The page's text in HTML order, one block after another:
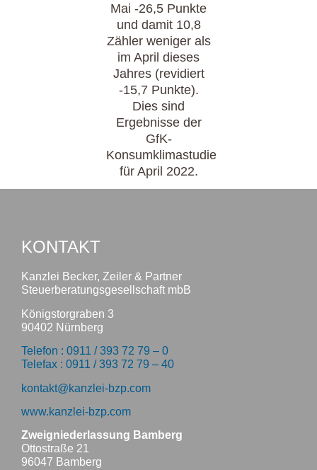
Mai -26,5 Punkte
und damit 10,8
Zähler weniger als
im April dieses
Jahres (revidiert
-15,7 Punkte).
Dies sind
Ergebnisse der
GfK-
Konsumklimastudie
für April 2022.
KONTAKT
Kanzlei Becker, Zeiler & Partner
Steuerberatungsgesellschaft mbB
Königstorgraben 3
90402 Nürnberg
Telefon : 0911 / 393 72 79 – 0
Telefax : 0911 / 393 72 79 – 40
kontakt@kanzlei-bzp.com
www.kanzlei-bzp.com
Zweigniederlassung Bamberg
Ottostraße 21
96047 Bamberg